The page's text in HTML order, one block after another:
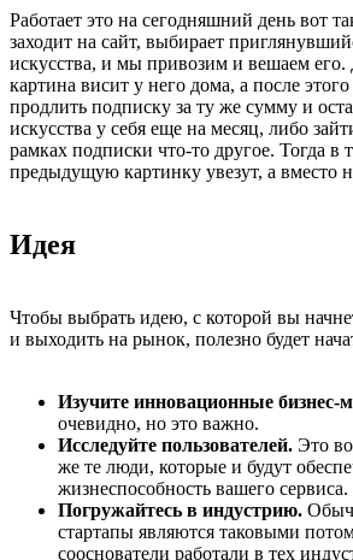
Работает это на сегодняшний день вот
заходит на сайт, выбирает
искусства, и мы привозим и вешаем его.
картина висит у него дома, а после
продлить подписку за ту же сумму и
искусства у себя еще на месяц, либо
рамках подписки что-то другое. Тогда в
предыдущую картинку увезут, а вместо
Идея
Чтобы выбрать идею, с которой вы
и выходить на рынок, полезно будет
Изучите инновационные бизнес-
очевидно, но это важно.
Исследуйте пользователей. Это
же те люди, которые и будут
жизнеспособность вашего
Погружайтесь в индустрию.
стартапы являются таковыми
сооснователи работали в тех